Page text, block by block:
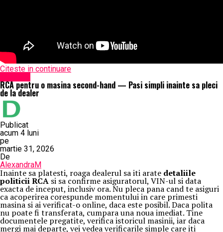
Citeste in continuare
RCA pentru o masina second-hand — Pasi simpli inainte sa pleci
de la dealer
Publicat
acum 4 luni
pe
martie 31, 2026
De
AlexandraM
Inainte sa platesti, roaga dealerul sa iti arate detaliile
politicii RCA si sa confirme asiguratorul, VIN-ul si data
exacta de inceput, inclusiv ora. Nu pleca pana cand te asiguri
ca acoperirea corespunde momentului in care primesti
masina si ai verificat-o online, daca este posibil. Daca polita
nu poate fi transferata, cumpara una noua imediat. Tine
documentele pregatite, verifica istoricul masinii, iar daca
mergi mai departe, vei vedea verificarile simple care iti